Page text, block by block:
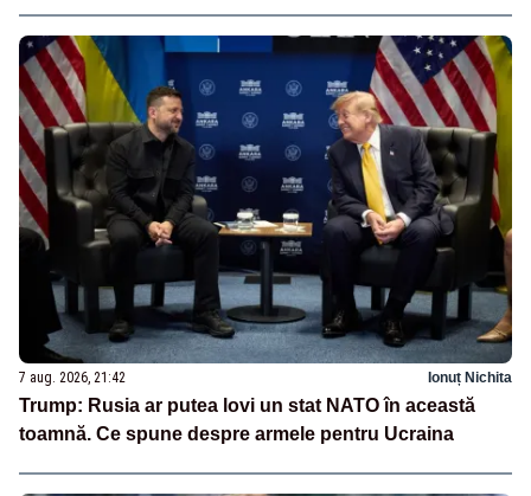
7 aug. 2026, 21:42 Ionuț Nichita
Trump: Rusia ar putea lovi un stat NATO în această
toamnă. Ce spune despre armele pentru Ucraina